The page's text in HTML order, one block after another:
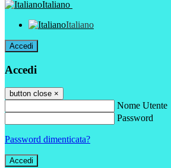
Italiano
Italiano
Accedi
Accedi
button close ×
Nome Utente
Password
Password dimenticata?